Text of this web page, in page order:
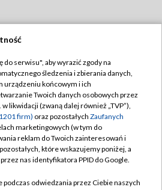
TVP
Regulamin TVP
prywatności
Moje zgody
Pomoc
serwisu", aby wyrazić zgody na
śledzenia i zbierania danych,
urządzeniu końcowym i ich
Twoich danych osobowych przez
likwidacji (zwaną dalej również „TVP”),
firm) oraz pozostałych Zaufanych
marketingowych (w tym do
reklam do Twoich zainteresowań i
które wskazujemy poniżej, a
nas identyfikatora PPID do Google.
odwiedzania przez Ciebie naszych